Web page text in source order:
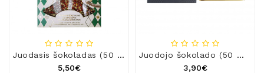
Natūralios
Žvakės
Kvapai
Juodasis šokoladas (50 %) su braškėmis ir apelsinų žievelėmis „Šventinė eglutė“
5,50€
Juodojo šokolado (50 %) figūra „Laimės pasaga“
3,90€